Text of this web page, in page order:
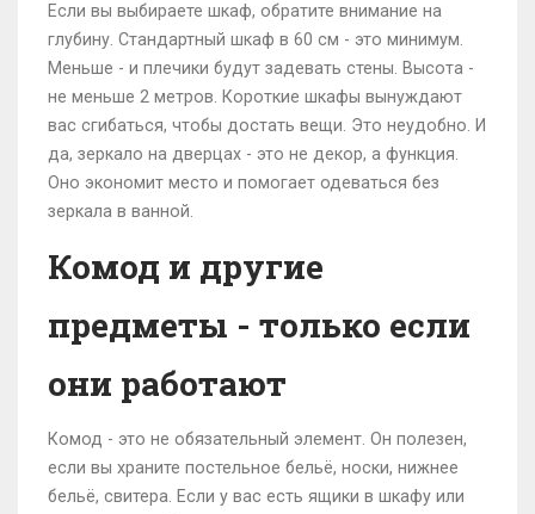
Если вы выбираете шкаф, обратите внимание на
глубину. Стандартный шкаф в 60 см - это минимум.
Меньше - и плечики будут задевать стены. Высота -
не меньше 2 метров. Короткие шкафы вынуждают
вас сгибаться, чтобы достать вещи. Это неудобно. И
да, зеркало на дверцах - это не декор, а функция.
Оно экономит место и помогает одеваться без
зеркала в ванной.
Комод и другие
предметы - только если
они работают
Комод - это не обязательный элемент. Он полезен,
если вы храните постельное бельё, носки, нижнее
бельё, свитера. Если у вас есть ящики в шкафу или